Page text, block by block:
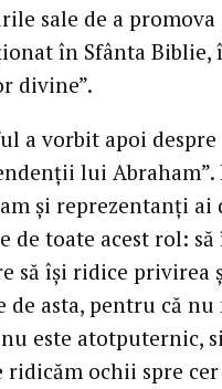
sale de a
în Sfânta
divine”.
a vorbit apoi
lui
și reprezentanți
de toate acest rol:
să își ridice privirea
de asta, pentru că
este atotputernic,
ridicăm ochii spre